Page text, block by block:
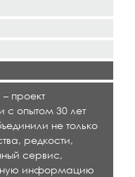
проект
опытом 30 лет
не только
редкости,
сервис,
информацию